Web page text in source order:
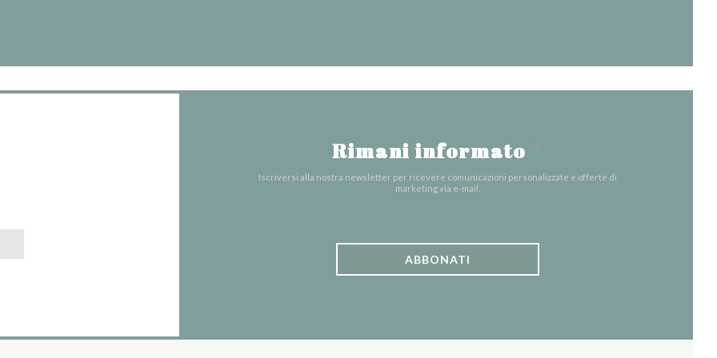
Rimani informato
Iscriversi alla nostra newsletter per ricevere comunicazioni personalizzate e offerte di
marketing via e-mail.
ABBONATI